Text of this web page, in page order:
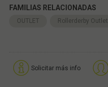
FAMILIAS RELACIONADAS
OUTLET Rollerderby Outlet
Solicitar más info